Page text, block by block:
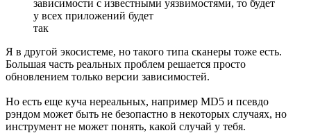
зависимости с известными уязвимостями, то будет
у всех приложений будет
так
Я в другой экосистеме, но такого типа сканеры тоже есть.
Большая часть реальных проблем решается просто
обновлением только версии зависимостей.
Но есть еще куча нереальных, например MD5 и псевдо
рэндом может быть не безопастно в некоторых случаях, но
инструмент не может понять, какой случай у тебя.